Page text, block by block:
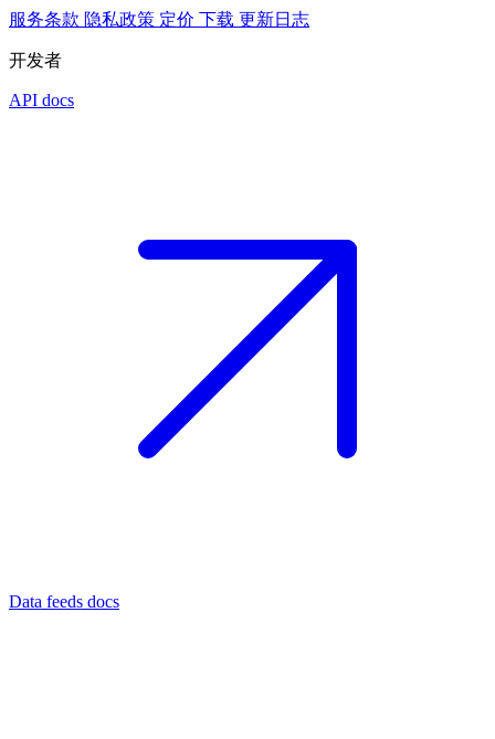
服务条款 隐私政策 定价 下载 更新日志
开发者
API docs
Data feeds docs